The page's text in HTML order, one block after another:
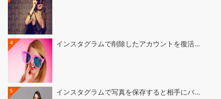
4 インスタグラムで削除したアカウントを復活…
5 インスタグラムで写真を保存すると相手にバ…